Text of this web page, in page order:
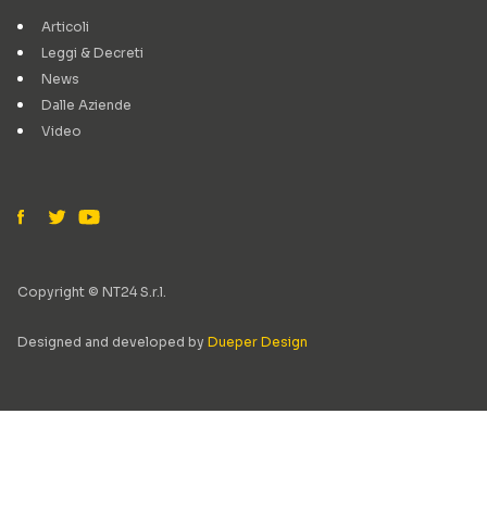
Articoli
Leggi & Decreti
News
Dalle Aziende
Video
Copyright © NT24 S.r.l.
Designed and developed by Dueper Design